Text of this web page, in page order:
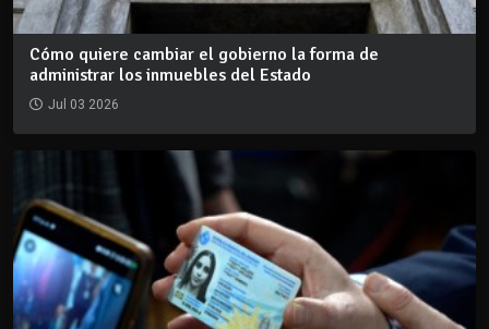
Cómo quiere cambiar el gobierno la forma de
administrar los inmuebles del Estado
Jul 03 2026